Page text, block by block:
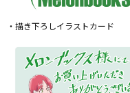
・描き下ろしイラストカード